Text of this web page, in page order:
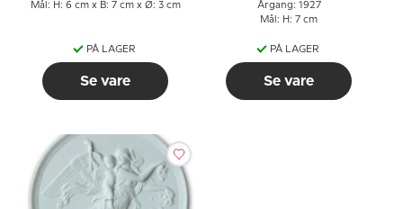
Mål: H: 6 cm x B: 7 cm x Ø: 3 cm
PÅ LAGER
Se vare
Årgang: 1927
Mål: H: 7 cm
PÅ LAGER
Se vare